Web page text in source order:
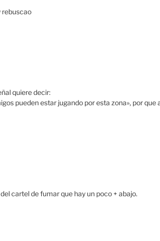
rebuscao
quiere decir:
pueden estar jugando por esta zona», por
cartel de fumar que hay un poco + abajo.